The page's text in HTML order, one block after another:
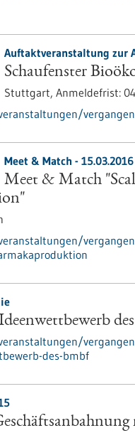
Auftaktveranstaltung zur
Schaufenster
Stuttgart, Anmeldefrist:
Meet & Match - 15.03.2016
Meet & Match
des-bmbf